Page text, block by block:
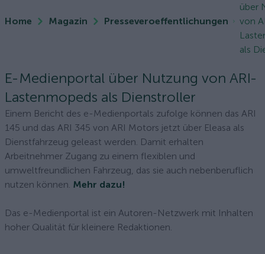
Home Magazin Presseveroeffentlichungen
über
von
als
E-Medienportal über Nutzung von ARI-
Lastenmopeds als Dienstroller
Einem Bericht des e-Medienportals zufolge können das ARI
145 und das ARI 345 von ARI Motors jetzt über Eleasa als
Dienstfahrzeug geleast werden. Damit erhalten
Arbeitnehmer Zugang zu einem flexiblen und
umweltfreundlichen Fahrzeug, das sie auch nebenberuflich
nutzen können. Mehr dazu!
Das e-Medienportal ist ein Autoren-Netzwerk mit Inhalten
hoher Qualität für kleinere Redaktionen.